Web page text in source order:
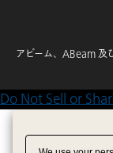
アビーム、ABeam 及
Do Not Sell or